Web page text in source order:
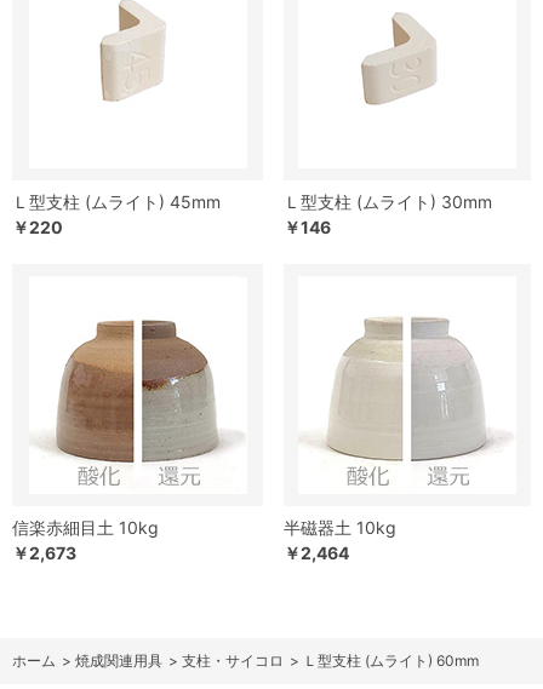
Ｌ型支柱 (ムライト) 45mm
￥220
Ｌ型支柱 (ムライト) 30mm
￥146
信楽赤細目土 10kg
￥2,673
半磁器土 10kg
￥2,464
ホーム > 焼成関連用具 > 支柱・サイコロ > Ｌ型支柱 (ムライト) 60mm